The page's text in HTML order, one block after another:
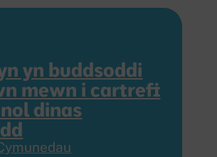
yn buddsoddi
mewn i cartrefi
dinas